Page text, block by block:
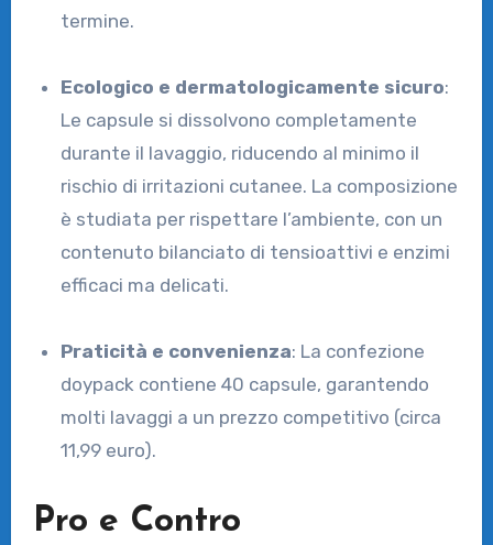
termine.
Ecologico e dermatologicamente sicuro:
Le capsule si dissolvono completamente
durante il lavaggio, riducendo al minimo il
rischio di irritazioni cutanee. La composizione
è studiata per rispettare l’ambiente, con un
contenuto bilanciato di tensioattivi e enzimi
efficaci ma delicati.
Praticità e convenienza: La confezione
doypack contiene 40 capsule, garantendo
molti lavaggi a un prezzo competitivo (circa
11,99 euro).
Pro e Contro